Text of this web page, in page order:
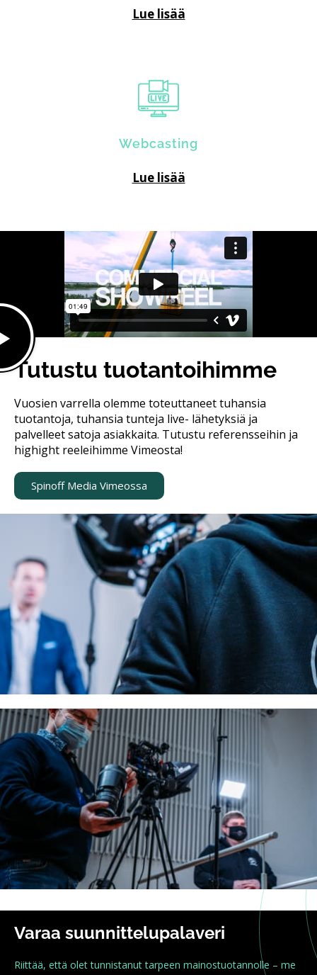
Lue lisää
Webcasting
Lue lisää
Tutustu tuotantoihimme
Vuosien varrella olemme toteuttaneet tuhansia
tuotantoja, tuhansia tunteja live- lähetyksiä ja
palvelleet satoja asiakkaita. Tutustu referensseihin ja
highight reeleihimme Vimeosta!
Spinoff Media Vimeossa
Varaa suunnittelupalaveri
Riittää, että olet tunnistanut tarpeen mainostuotannolle – me